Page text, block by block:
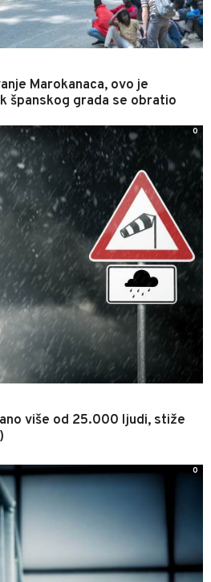
Marokanaca, ovo je
španskog grada se obratio
više od 25.000 ljudi, stiže
0
0